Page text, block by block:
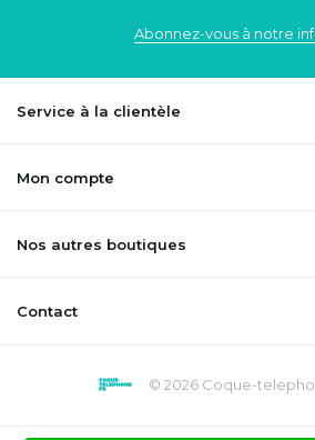
Abonnez-vous à notre
Service à la clientèle
Mon compte
Nos autres boutiques
Contact
© 2026 Coque-